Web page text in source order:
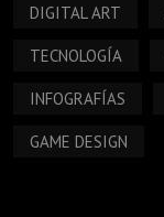
DIGITAL ART
TECNOLOGÍA
INFOGRAFÍAS
GAME DESIGN